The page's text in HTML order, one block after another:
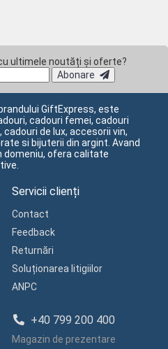
ultimele noutăți și oferte?
Abonare
GiftExpress, este
cadouri femei, cadouri
de lux, accesorii vin,
si bijuterii din argint. Avand
domeniu, ofera calitate
Servicii clienți
Contact
Feedback
Returnări
Soluționarea litigiilor
ANPC
+40 799 200 400
Magazin de prezentare